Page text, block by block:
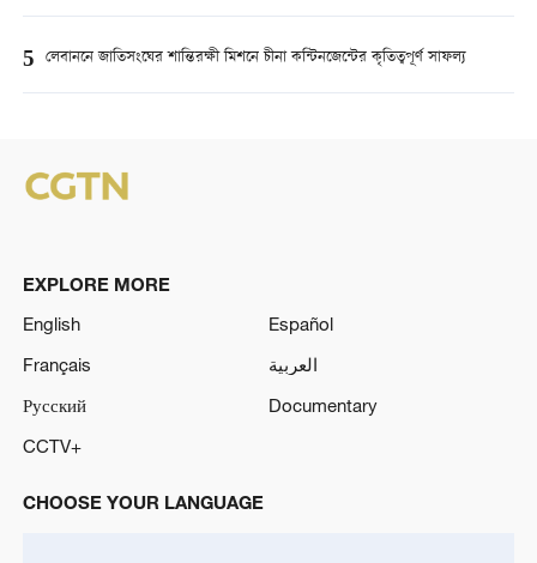
5 লেবাননে জাতিসংঘের শান্তিরক্ষী মিশনে চীনা কন্টিনজেন্টের কৃতিত্বপূর্ণ সাফল্য
EXPLORE MORE
English
Español
Français
العربية
Русский
Documentary
CCTV+
CHOOSE YOUR LANGUAGE